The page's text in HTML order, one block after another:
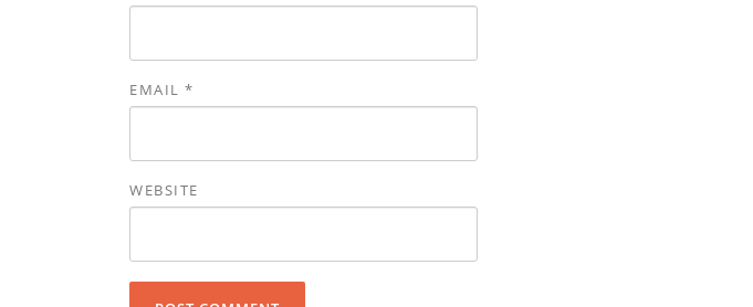
EMAIL *
WEBSITE